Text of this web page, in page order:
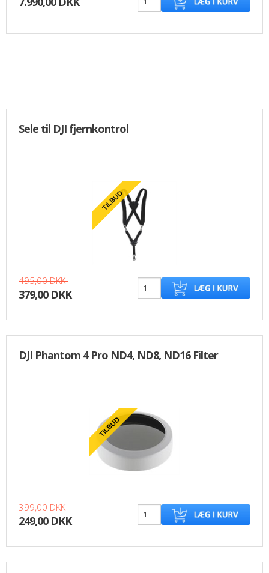
Sele til DJI fjernkontrol
495,00 DKK
379,00 DKK
DJI Phantom 4 Pro ND4, ND8, ND16 Filter
399,00 DKK
249,00 DKK